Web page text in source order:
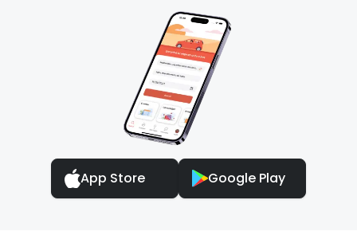
App Store Google Play